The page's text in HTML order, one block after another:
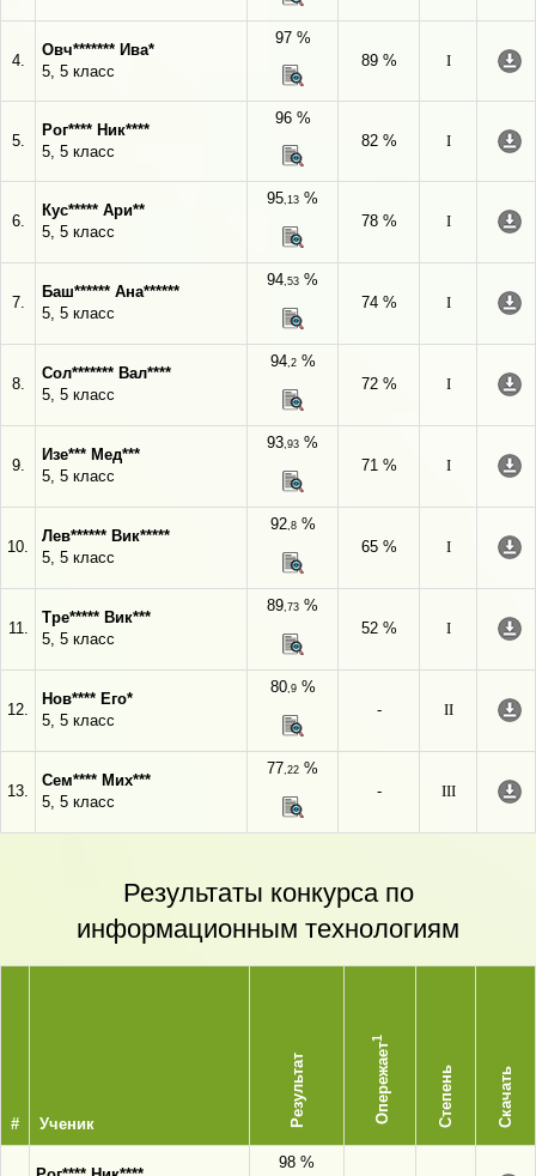
4.
Овч******* Ива*
5, 5 класс
97 %
89 %
I
5.
Рог**** Ник****
5, 5 класс
96 %
82 %
I
6.
Кус***** Ари**
5, 5 класс
95,13 %
78 %
I
7.
Баш****** Ана******
5, 5 класс
94,53 %
74 %
I
8.
Сол******* Вал****
5, 5 класс
94,2%
72 %
I
9.
Изе*** Мед***
5, 5 класс
93,93 %
71 %
I
10.
Лев****** Вик*****
5, 5 класс
92,8%
65 %
I
11.
Тре***** Вик***
5, 5 класс
89,73 %
52 %
I
12.
Нов**** Его*
5, 5 класс
80,9%
-
II
13.
Сем**** Мих***
5, 5 класс
77,22 %
-
III
Результаты конкурса по
информационным технологиям
# Ученик Результат Опережает
1
Степень Скачать
98 %